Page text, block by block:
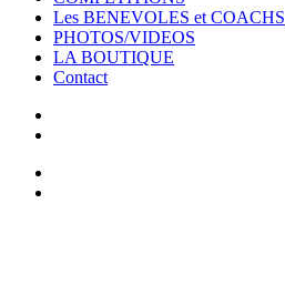
Les BENEVOLES et COACHS
PHOTOS/VIDEOS
LA BOUTIQUE
Contact